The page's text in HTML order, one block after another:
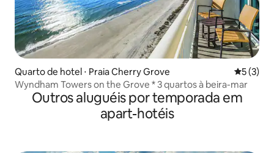
Quarto de hotel ⋅ Praia Cherry Grove 5 de
5 (3)
Wyndham Towers on the Grove * 3 quartos à beira-mar
Outros aluguéis por temporada em
apart-hotéis